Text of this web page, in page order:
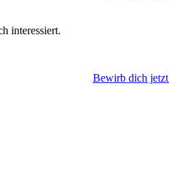
interessiert.
Bewirb dich